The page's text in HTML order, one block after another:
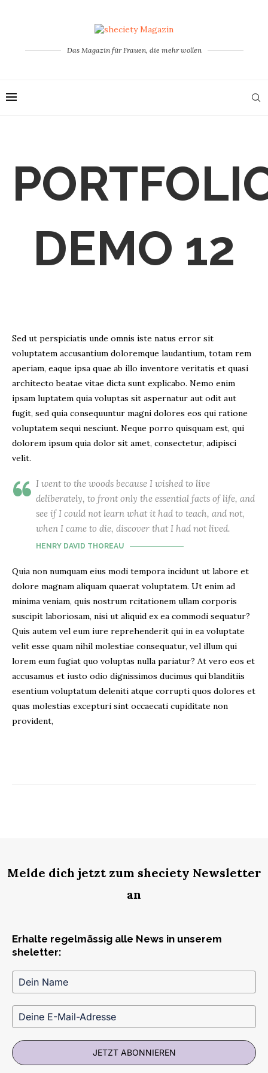
Das Magazin für Frauen, die mehr wollen
DEMO 12
Sed ut perspiciatis unde omnis iste natus error sit
voluptatem accusantium doloremque laudantium, totam rem
aperiam, eaque ipsa quae ab illo inventore veritatis et quasi
architecto beatae vitae dicta sunt explicabo. Nemo enim
ipsam luptatem quia voluptas sit aspernatur aut odit aut
fugit, sed quia consequuntur magni dolores eos qui ratione
voluptatem sequi nesciunt. Neque porro quisquam est, qui
dolorem ipsum quia dolor sit amet, consectetur, adipisci
velit.
I went to the woods because I wished to live
deliberately, to front only the essential facts of life, and
see if I could not learn what it had to teach, and not,
when I came to die, discover that I had not lived.
HENRY DAVID THOREAU
Quia non numquam eius modi tempora incidunt ut labore et
dolore magnam aliquam quaerat voluptatem. Ut enim ad
minima veniam, quis nostrum rcitationem ullam corporis
suscipit laboriosam, nisi ut aliquid ex ea commodi sequatur?
Quis autem vel eum iure reprehenderit qui in ea voluptate
velit esse quam nihil molestiae consequatur, vel illum qui
lorem eum fugiat quo voluptas nulla pariatur? At vero eos et
accusamus et iusto odio dignissimos ducimus qui blanditiis
esentium voluptatum deleniti atque corrupti quos dolores et
quas molestias excepturi sint occaecati cupiditate non
provident,
Melde dich jetzt zum sheciety Newsletter
an
Erhalte regelmässig alle News in unserem
sheletter:
JETZT ABONNIEREN